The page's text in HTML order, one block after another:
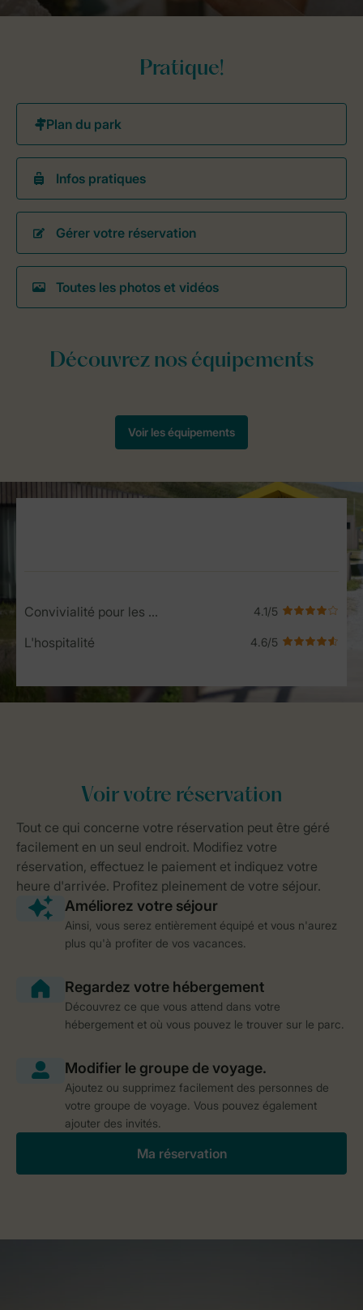
Pratique!
Infos pratiques
Gérer votre réservation
Toutes les photos et vidéos
Convivialité pour les enfants
L'hospitalité
Ainsi, vous serez entièrement équipé et vous n'aurez
plus qu'à profiter de vos vacances.
Découvrez ce que vous attend dans votre
hébergement et où vous pouvez le trouver sur le parc.
Ajoutez ou supprimez facilement des personnes de
votre groupe de voyage. Vous pouvez également
ajouter des invités.
Ma réservation